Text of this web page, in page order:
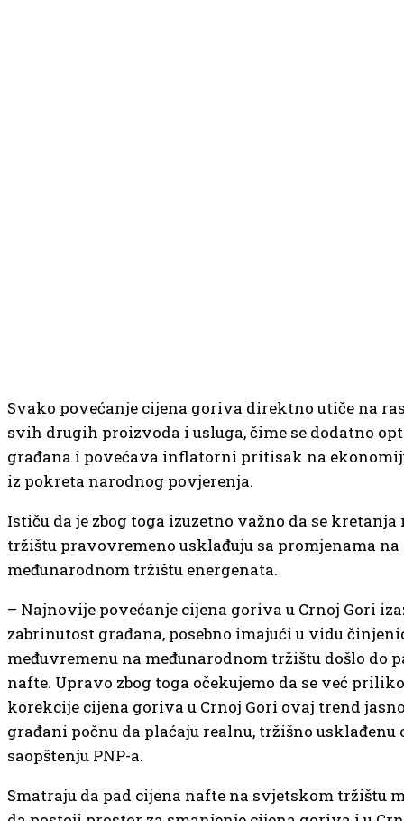
Svako povećanje cijena goriva direktno utiče na
svih drugih proizvoda i usluga, čime se dodatno
građana i povećava inflatorni pritisak na
iz pokreta narodnog povjerenja.
Ističu da je zbog toga izuzetno važno da se kretanja
tržištu pravovremeno usklađuju sa promjenama na
međunarodnom tržištu energenata.
– Najnovije povećanje cijena goriva u Crnoj Gori
zabrinutost građana, posebno imajući u vidu
međuvremenu na međunarodnom tržištu došlo do
nafte. Upravo zbog toga očekujemo da se već
korekcije cijena goriva u Crnoj Gori ovaj trend
građani počnu da plaćaju realnu, tržišno usklađenu
saopštenju PNP-a.
Smatraju da pad cijena nafte na svjetskom tržištu